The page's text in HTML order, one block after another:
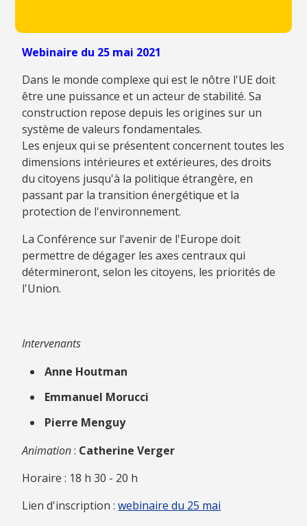
Webinaire du 25 mai 2021
Dans le monde complexe qui est le nôtre l'UE doit
être une puissance et un acteur de stabilité. Sa
construction repose depuis les origines sur un
système de valeurs fondamentales.
Les enjeux qui se présentent concernent toutes les
dimensions intérieures et extérieures, des droits
du citoyens jusqu'à la politique étrangère, en
passant par la transition énergétique et la
protection de l'environnement.
La Conférence sur l'avenir de l'Europe doit
permettre de dégager les axes centraux qui
détermineront, selon les citoyens, les priorités de
l'Union.
Intervenants
Anne Houtman
Emmanuel Morucci
Pierre Menguy
Animation: Catherine Verger
Horaire : 18 h 30 - 20 h
Lien d'inscription :webinaire du 25 mai